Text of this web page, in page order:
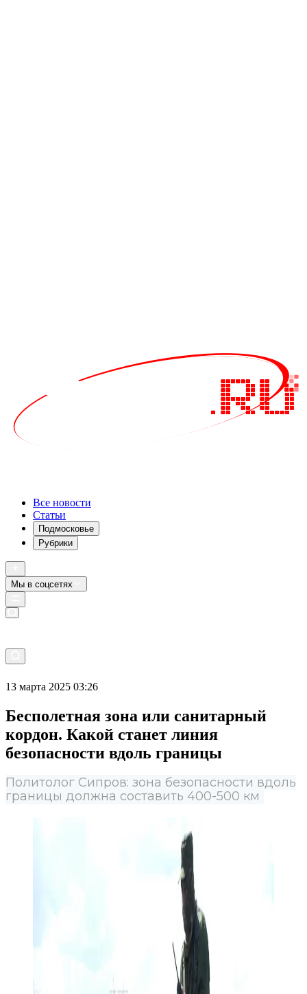
Все новости
Статьи
Подмосковье
Рубрики
Мы в соцсетях
13 марта 2025 03:26
Бесполетная зона или санитарный
кордон. Какой станет линия
безопасности вдоль границы
Политолог Сипров: зона безопасности вдоль
границы должна составить 400-500 км